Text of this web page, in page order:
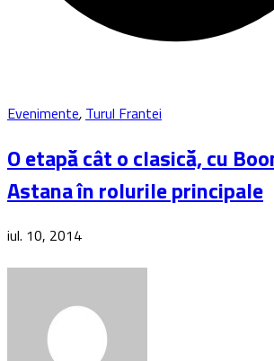
Evenimente, Turul Frantei
O etapă cât o clasică, cu
Astana în rolurile principale
iul. 10, 2014